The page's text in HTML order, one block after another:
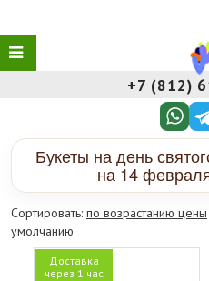
+7 (812)
Букеты на день
на 14
Сортировать: по возрастанию цены
умолчанию
Доставка
через 1 час